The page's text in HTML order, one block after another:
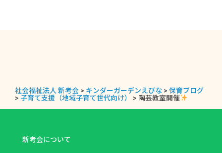
社会福祉法人 新考会 > キンダーガーデンえびな > 保育ブログ
> 子育て支援（地域子育て世代向け） > 陶芸教室開催
新考会について